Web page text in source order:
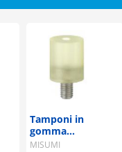
Tamponi in
gomma
poliuretanica / con
MISUMI